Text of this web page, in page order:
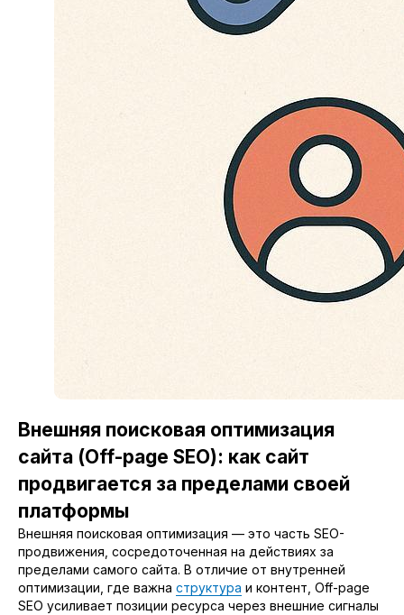
Внешняя поисковая оптимизация
сайта (Off-page SEO): как сайт
продвигается за пределами своей
платформы
Внешняя поисковая оптимизация — это часть SEO-
продвижения, сосредоточенная на действиях за
пределами самого сайта. В отличие от внутренней
оптимизации, где важна структура и контент, Off-page
SEO усиливает позиции ресурса через внешние сигналы